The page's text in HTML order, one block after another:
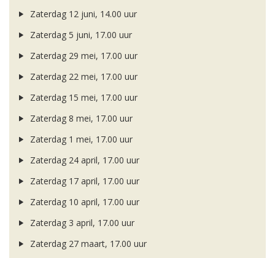
Zaterdag 12 juni, 14.00 uur
Zaterdag 5 juni, 17.00 uur
Zaterdag 29 mei, 17.00 uur
Zaterdag 22 mei, 17.00 uur
Zaterdag 15 mei, 17.00 uur
Zaterdag 8 mei, 17.00 uur
Zaterdag 1 mei, 17.00 uur
Zaterdag 24 april, 17.00 uur
Zaterdag 17 april, 17.00 uur
Zaterdag 10 april, 17.00 uur
Zaterdag 3 april, 17.00 uur
Zaterdag 27 maart, 17.00 uur